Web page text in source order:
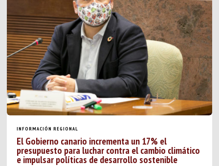
INFORMACIÓN REGIONAL
El Gobierno canario incrementa un 17% el
presupuesto para luchar contra el cambio climático
e impulsar políticas de desarrollo sostenible